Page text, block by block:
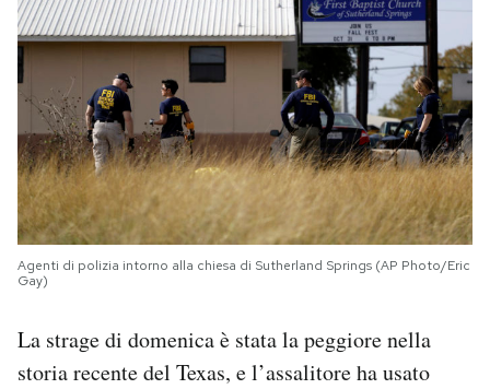
Agenti di polizia intorno alla chiesa di Sutherland Springs (AP Photo/Eric
Gay)
La strage di domenica è stata la peggiore nella
storia recente del Texas, e l’assalitore ha usato